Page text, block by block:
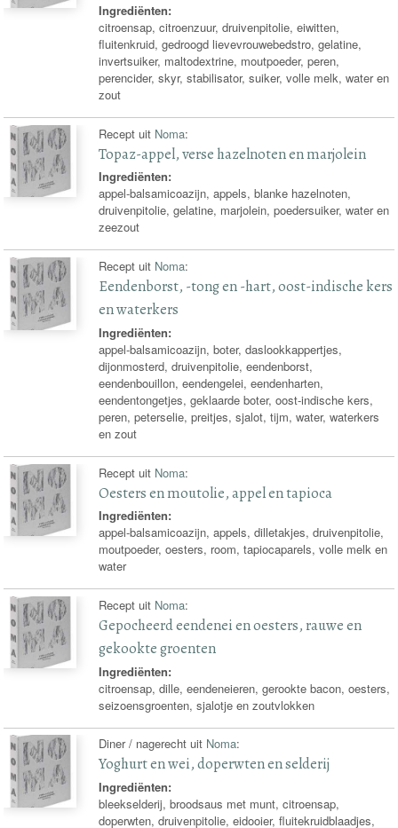
Ingrediënten:
citroensap, citroenzuur, druivenpitolie, eiwitten,
fluitenkruid, gedroogd lievevrouwebedstro, gelatine,
invertsuiker, maltodextrine, moutpoeder, peren,
perencider, skyr, stabilisator, suiker, volle melk, water en
zout
Recept uit Noma:
Topaz-appel, verse hazelnoten en marjolein
Ingrediënten:
appel-balsamicoazijn, appels, blanke hazelnoten,
druivenpitolie, gelatine, marjolein, poedersuiker, water en
zeezout
Recept uit Noma:
Eendenborst, -tong en -hart, oost-indische kers
en waterkers
Ingrediënten:
appel-balsamicoazijn, boter, daslookkappertjes,
dijonmosterd, druivenpitolie, eendenborst,
eendenbouillon, eendengelei, eendenharten,
eendentongetjes, geklaarde boter, oost-indische kers,
peren, peterselie, preitjes, sjalot, tijm, water, waterkers
en zout
Recept uit Noma:
Oesters en moutolie, appel en tapioca
Ingrediënten:
appel-balsamicoazijn, appels, dilletakjes, druivenpitolie,
moutpoeder, oesters, room, tapiocaparels, volle melk en
water
Recept uit Noma:
Gepocheerd eendenei en oesters, rauwe en
gekookte groenten
Ingrediënten:
citroensap, dille, eendeneieren, gerookte bacon, oesters,
seizoensgroenten, sjalotje en zoutvlokken
Diner / nagerecht uit Noma:
Yoghurt en wei, doperwten en selderij
Ingrediënten:
bleekselderij, broodsaus met munt, citroensap,
doperwten, druivenpitolie, eidooier, fluitekruidblaadjes,